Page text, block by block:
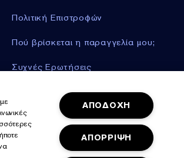
Πολιτική Επιστροφών
Πού βρίσκεται η παραγγελία μου;
Συχνές Ερωτήσεις
Πληροφορίες Αποστολής
Περισσότερα
ΑΠΟΔΟΧΗ
ΑΠΟΡΡΙΨΗ